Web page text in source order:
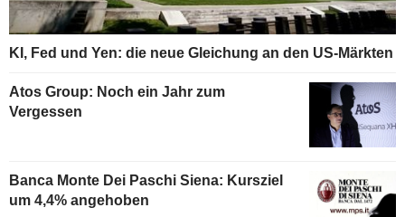
KI, Fed und Yen: die neue Gleichung an den US-Märkten
Atos Group: Noch ein Jahr zum
Vergessen
Banca Monte Dei Paschi Siena: Kursziel
um 4,4% angehoben